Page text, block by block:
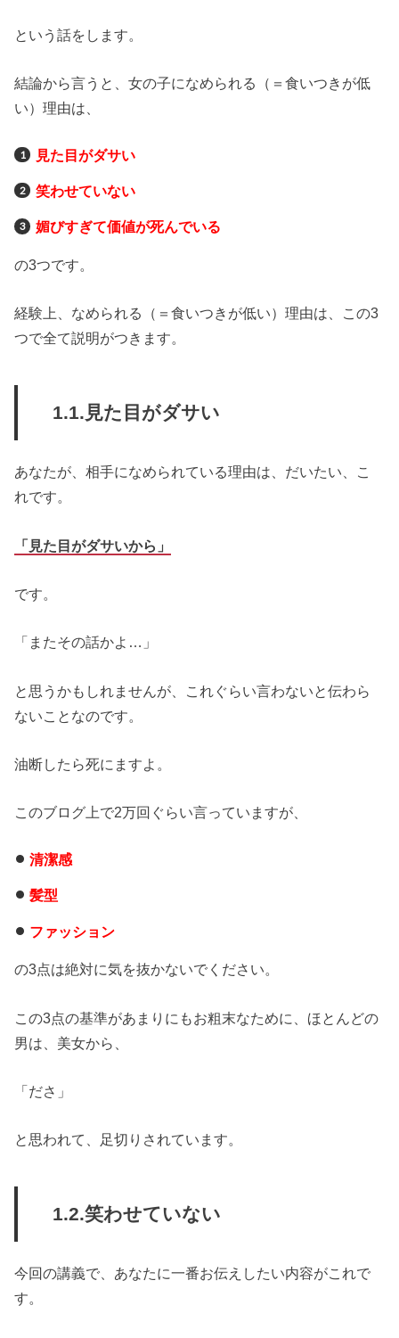
という話をします。
結論から言うと、女の子になめられる（＝食いつきが低
い）理由は、
見た目がダサい
笑わせていない
媚びすぎて価値が死んでいる
の3つです。
経験上、なめられる（＝食いつきが低い）理由は、この3
つで全て説明がつきます。
1.1.見た目がダサい
あなたが、相手になめられている理由は、だいたい、こ
れです。
「見た目がダサいから」
です。
「またその話かよ…」
と思うかもしれませんが、これぐらい言わないと伝わら
ないことなのです。
油断したら死にますよ。
このブログ上で2万回ぐらい言っていますが、
清潔感
髪型
ファッション
の3点は絶対に気を抜かないでください。
この3点の基準があまりにもお粗末なために、ほとんどの
男は、美女から、
「ださ」
と思われて、足切りされています。
1.2.笑わせていない
今回の講義で、あなたに一番お伝えしたい内容がこれで
す。